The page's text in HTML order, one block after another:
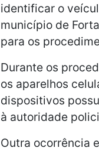
identificar o
município de
para os
Durante os
os aparelhos
dispositivos
à autoridade
Outra ocorrência